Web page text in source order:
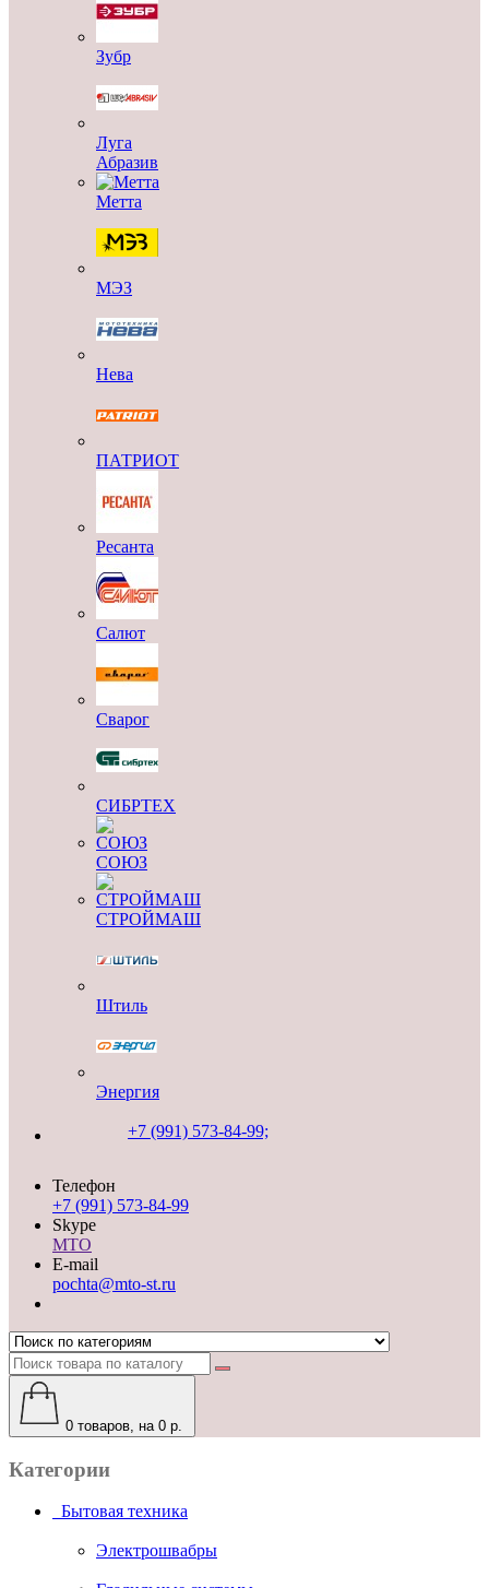
Зубр
Луга
Абразив
Метта
МЭЗ
Нева
ПАТРИОТ
Ресанта
Салют
Сварог
СИБРТЕХ
СОЮЗ
СТРОЙМАШ
Штиль
Энергия
+7 (991) 573-84-99;
Телефон
+7 (991) 573-84-99
Skype
MTO
E-mail
pochta@mto-st.ru
0 товаров, на 0 р.
Категории
Бытовая техника
Электрошвабры